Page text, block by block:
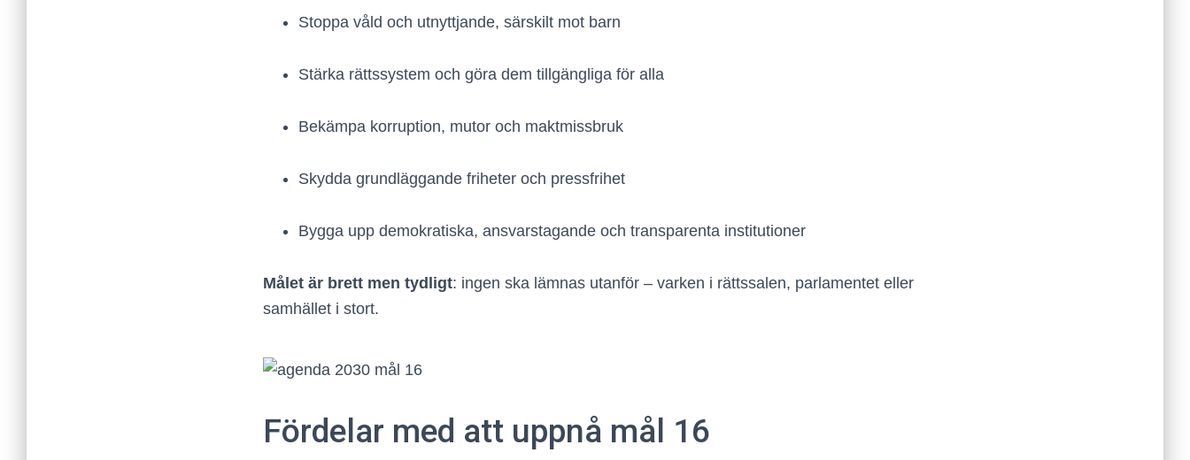
Stoppa våld och utnyttjande, särskilt mot barn
Stärka rättssystem och göra dem tillgängliga för alla
Bekämpa korruption, mutor och maktmissbruk
Skydda grundläggande friheter och pressfrihet
Bygga upp demokratiska, ansvarstagande och transparenta institutioner
Målet är brett men tydligt: ingen ska lämnas utanför – varken i rättssalen, parlamentet eller
samhället i stort.
Fördelar med att uppnå mål 16